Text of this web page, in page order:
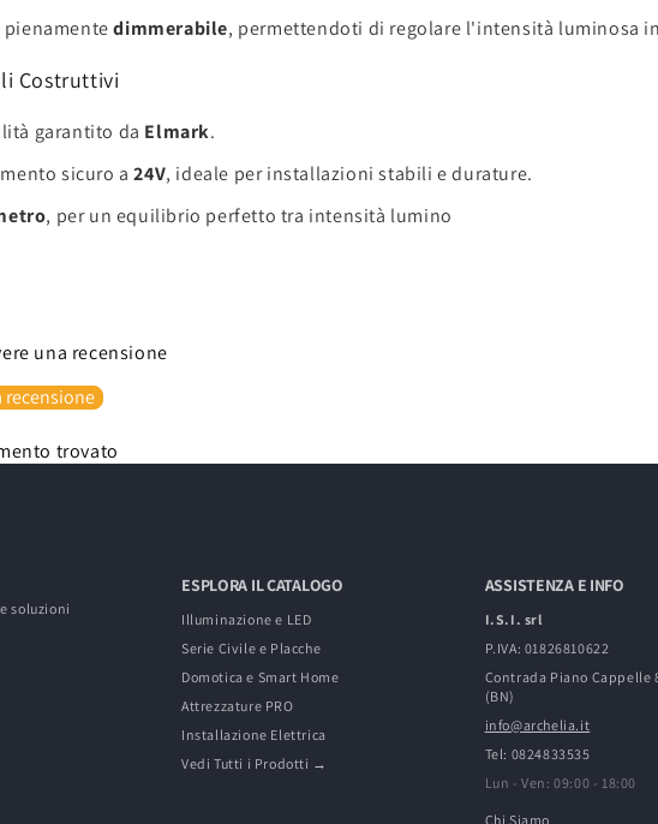
pienamentedimmerabile, permettendoti di regolare l'intensità luminosa
Costruttivi
garantito da Elmark.
sicuro a24V, ideale per installazioni stabili e durature.
, per un equilibrio perfetto tra intensità lumino
una recensione
recensione
trovato
soluzioni
ESPLORA IL CATALOGO
Illuminazione e LED
Serie Civile e Placche
Domotica e Smart Home
Attrezzature PRO
Installazione Elettrica
Vedi Tutti i Prodotti →
ASSISTENZA E INFO
I.S.I. srl
P.IVA: 01826810622
Contrada Piano Cappelle
(BN)
info@archelia.it
Tel: 0824833535
Lun - Ven: 09:00 - 18:00
Chi Siamo